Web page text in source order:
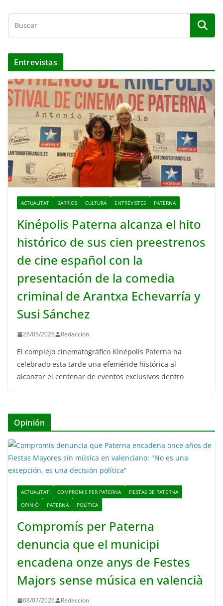
Entrevistas
ACTUALITAT BARRIOS CULTURA ENTREVISTES PATERNA
Kinépolis Paterna alcanza el hito
histórico de sus cien preestrenos
de cine español con la
presentación de la comedia
criminal de Arantxa Echevarría y
Susi Sánchez
26/05/2026 Redaccion
El complejo cinematográfico Kinépolis Paterna ha
celebrado esta tarde una efeméride histórica al
alcanzar el centenar de eventos exclusivos dentro
Opinión
ACTUALITAT COMPROMIS PER PATERNA
FIESTAS DE PATERNA
OPINIÓ
PATERNA POLÍTICA
Compromís per Paterna
denuncia que el municipi
encadena onze anys de Festes
Majors sense música en valencià
08/07/2026 Redaccion